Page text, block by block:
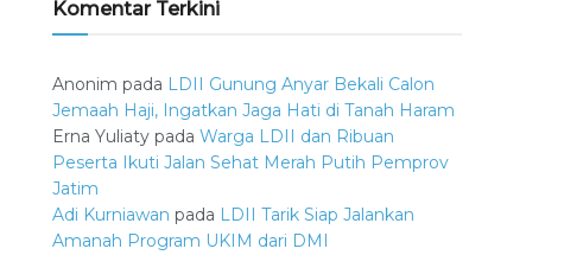
Komentar Terkini
Anonim pada LDII Gunung Anyar Bekali Calon
Jemaah Haji, Ingatkan Jaga Hati di Tanah Haram
Erna Yuliaty pada Warga LDII dan Ribuan
Peserta Ikuti Jalan Sehat Merah Putih Pemprov
Jatim
Adi Kurniawan pada LDII Tarik Siap Jalankan
Amanah Program UKIM dari DMI